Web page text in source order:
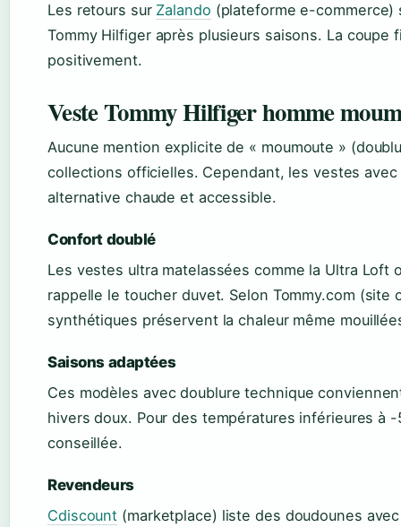
Les retours sur Zalando (plateforme e-
Tommy Hilfiger après plusieurs saisons. La
positivement.
Veste Tommy Hilfiger homme
Aucune mention explicite de « moumoute »
collections officielles. Cependant, les vestes
alternative chaude et accessible.
Confort doublé
Les vestes ultra matelassées comme la Ultra
rappelle le toucher duvet. Selon Tommy.com
synthétiques préservent la chaleur même
Saisons adaptées
Ces modèles avec doublure technique
hivers doux. Pour des températures inférieures à
conseillée.
Revendeurs
Cdiscount (marketplace) liste des doudounes